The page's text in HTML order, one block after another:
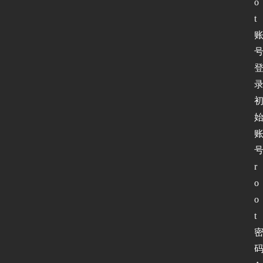
o
t
账
号
登
录
初
始
账
号
r
o
o
t
密
码